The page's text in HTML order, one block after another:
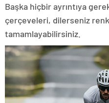
Başka hiçbir ayrıntıya
çerçeveleri, dilerseniz
tamamlayabilirsiniz.